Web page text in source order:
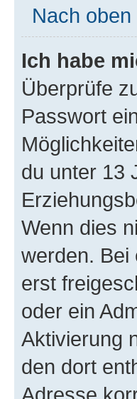
Nach oben
Ich habe
Überprüfe
Passwort
du unter 13
Wenn dies
werden. Bei
erst
oder ein
Aktivierung
den dort